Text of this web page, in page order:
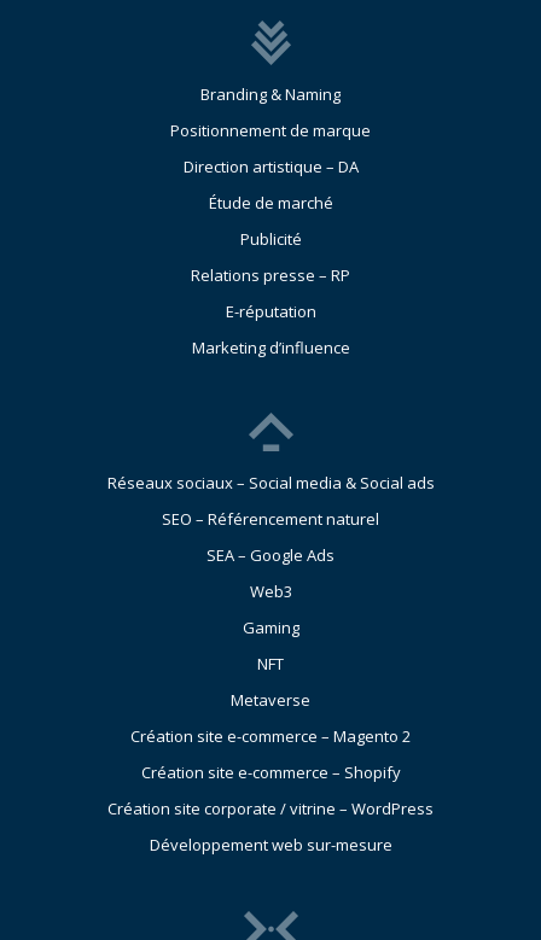
Branding & Naming
Positionnement de marque
Direction artistique – DA
Étude de marché
Publicité
Relations presse – RP
E-réputation
Marketing d’influence
Réseaux sociaux – Social media & Social ads
SEO – Référencement naturel
SEA – Google Ads
Web3
Gaming
NFT
Metaverse
Création site e-commerce – Magento 2
Création site e-commerce – Shopify
Création site corporate / vitrine – WordPress
Développement web sur-mesure